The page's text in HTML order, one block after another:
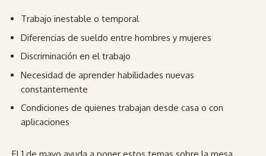
Trabajo inestable o temporal
Diferencias de sueldo entre hombres y mujeres
Discriminación en el trabajo
Necesidad de aprender habilidades nuevas
constantemente
Condiciones de quienes trabajan desde casa o con
aplicaciones